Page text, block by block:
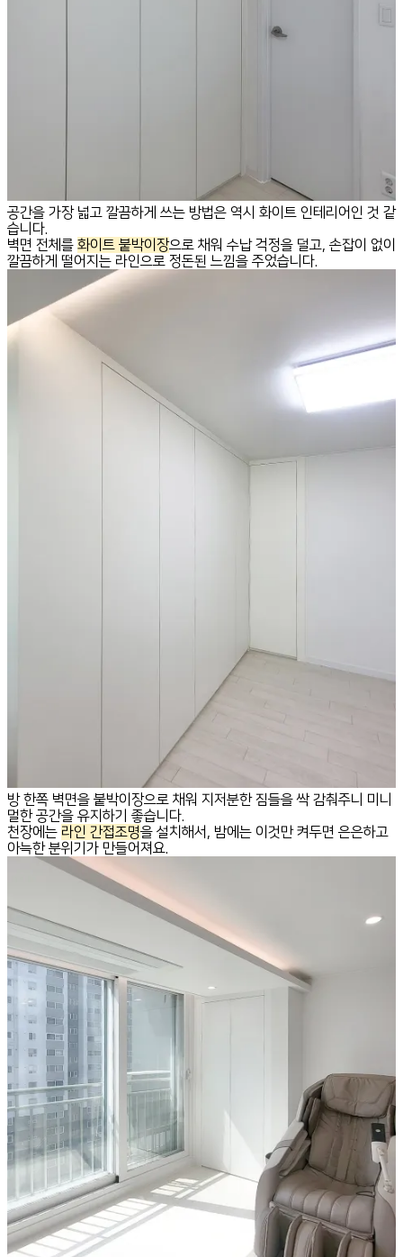
공간을 가장 넓고 깔끔하게 쓰는 방법은 역시 화이트 인테리어인 것 같
습니다.
벽면 전체를 화이트 붙박이장으로 채워 수납 걱정을 덜고, 손잡이 없이
깔끔하게 떨어지는 라인으로 정돈된 느낌을 주었습니다.
방 한쪽 벽면을 붙박이장으로 채워 지저분한 짐들을 싹 감춰주니 미니
멀한 공간을 유지하기 좋습니다.
천장에는 라인 간접조명을 설치해서, 밤에는 이것만 켜두면 은은하고
아늑한 분위기가 만들어져요.